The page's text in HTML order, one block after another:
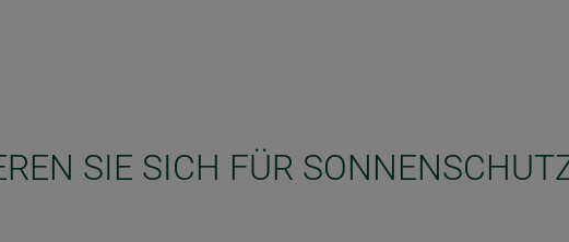
SIE SICH FÜR